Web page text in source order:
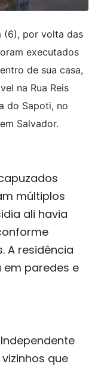
(6), por volta das
executados
de sua casa,
na Rua Reis
do Sapoti, no
Salvador.
múltiplos
ali havia
A residência
paredes e
que